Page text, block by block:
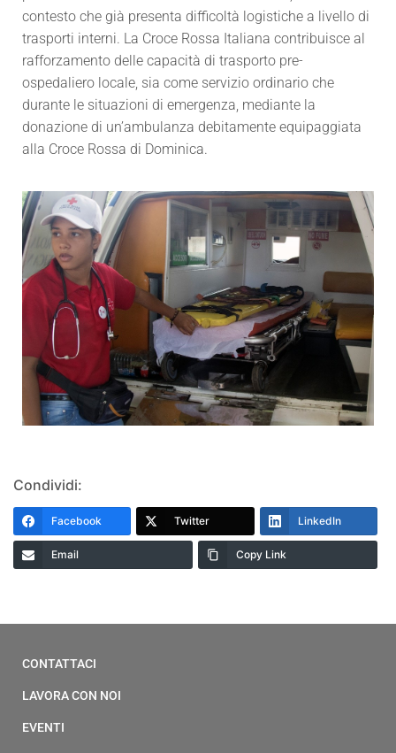
contesto che già presenta difficoltà logistiche a livello di
trasporti interni. La Croce Rossa Italiana contribuisce al
rafforzamento delle capacità di trasporto pre-
ospedaliero locale, sia come servizio ordinario che
durante le situazioni di emergenza, mediante la
donazione di un’ambulanza debitamente equipaggiata
alla Croce Rossa di Dominica.
Condividi:
Facebook Twitter LinkedIn
Email Copy Link
CONTATTACI
LAVORA CON NOI
EVENTI